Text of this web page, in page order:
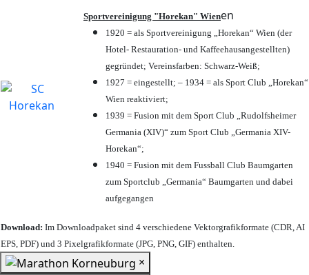
Sportvereinigung "Horekan" Wienen
1920 = als Sportvereinigung „Horekan“ Wien (der
Hotel- Restauration- und Kaffeehausangestellten)
gegründet; Vereinsfarben: Schwarz-Weiß;
1927 = eingestellt; – 1934 = als Sport Club „Horekan“
Wien reaktiviert;
1939 = Fusion mit dem Sport Club „Rudolfsheimer
Germania (XIV)“ zum Sport Club „Germania XIV-
Horekan“;
1940 = Fusion mit dem Fussball Club Baumgarten
zum Sportclub „Germania“ Baumgarten und dabei
aufgegangen
Download: Im Downloadpaket sind 4 verschiedene Vektorgrafikformate (CDR, AI
EPS, PDF) und 3 Pixelgrafikformate (JPG, PNG, GIF) enthalten.
×